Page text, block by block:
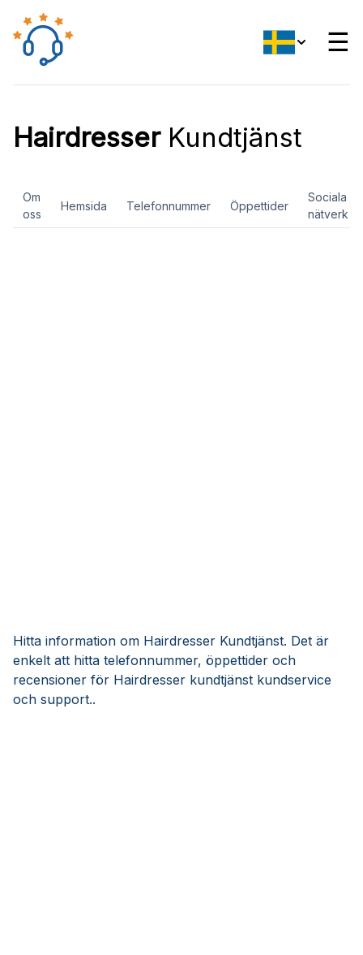
☰
HairdresserKundtjänst
Om
oss
Hemsida Telefonnummer Öppettider
Sociala
nätverk
Hitta information om Hairdresser Kundtjänst. Det är
enkelt att hitta telefonnummer, öppettider och
recensioner för Hairdresser kundtjänst kundservice
och support..